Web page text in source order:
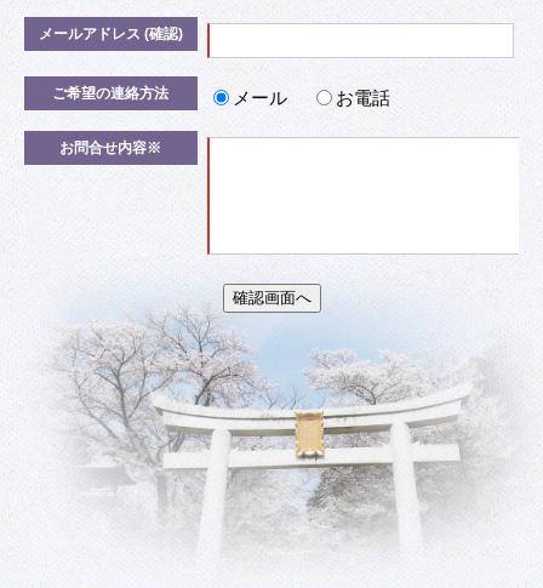
メールアドレス (確認)
ご希望の連絡方法 メール お電話
お問合せ内容※